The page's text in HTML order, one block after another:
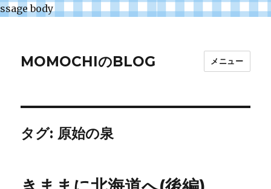
ssage body
MOMOCHIのBLOG メニュー
タグ: 原始の泉